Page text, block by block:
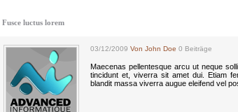
Fusce luctus lorem
03/12/2009 Von John Doe 0 Beiträge
Maecenas pellentesque arcu ut neque
tincidunt et, viverra sit amet dui. Etiam
blandit massa viverra augue eleifend vel